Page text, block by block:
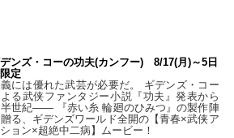
ンズ・コーの功夫(カンフー) 8/17(月)～5日
定
には優れた武芸が必要だ。 ギデンズ・コー
る武侠ファンタジー小説『功夫』発表から
世紀―― 『赤い糸 輪廻のひみつ』の製作陣
る、ギデンズワールド全開の【青春×武侠ア
ョン×超絶中二病】ムービー！